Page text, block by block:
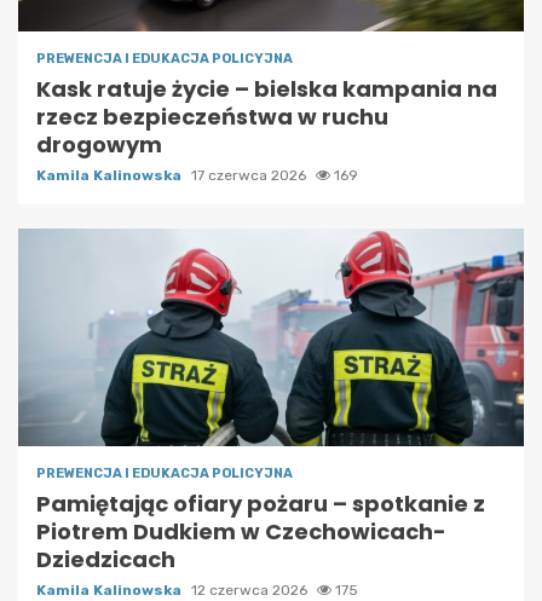
PREWENCJA I EDUKACJA POLICYJNA
Kask ratuje życie – bielska kampania na
rzecz bezpieczeństwa w ruchu
drogowym
Kamila Kalinowska 17 czerwca 2026 169
PREWENCJA I EDUKACJA POLICYJNA
Pamiętając ofiary pożaru – spotkanie z
Piotrem Dudkiem w Czechowicach-
Dziedzicach
Kamila Kalinowska 12 czerwca 2026 175